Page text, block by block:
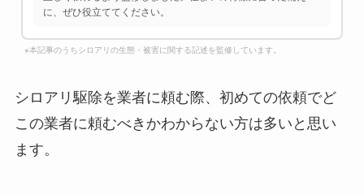
に、ぜひ役立ててください。
※本記事のうちシロアリの生態・被害に関する記述を監修しています。
シロアリ駆除を業者に頼む際、初めての依頼でど
この業者に頼むべきかわからない方は多いと思い
ます。